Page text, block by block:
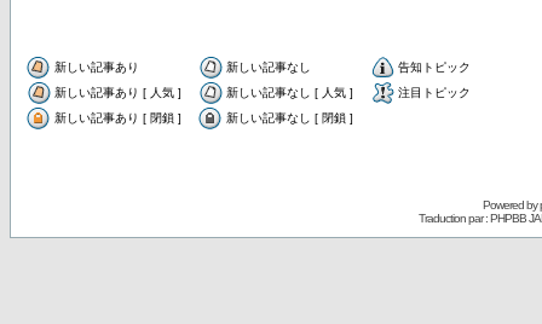
新しい記事あり 新しい記事なし
告知トピック
新しい記事あり [ 人気 ]
新しい記事なし [ 人気 ]
注目トピック
新しい記事あり [ 閉鎖 ]
新しい記事なし [ 閉鎖 ]
Powered by
Traduction par : PHPBB